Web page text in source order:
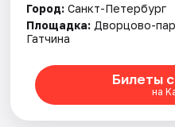
Город: Санкт-Петербург
Площадка: Дворцово-
Гатчина
Билеты
на